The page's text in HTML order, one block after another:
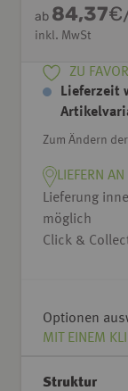
ab 84,37
inkl. MwSt
ZU
Lieferzeit
Zum Ändern
LIEFERN
Lieferung
möglich
Click &
Optionen
MIT EINEM
Struktur